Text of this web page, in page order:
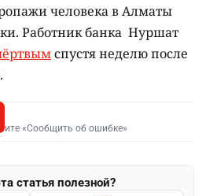
человека в Алматы
Работник банка Нуршат
спустя неделю после
«Сообщить об ошибке»
статья полезной?